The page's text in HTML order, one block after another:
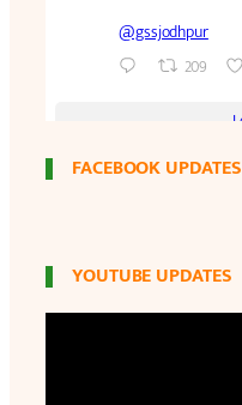
FACEBOOK UPDATES
YOUTUBE UPDATES